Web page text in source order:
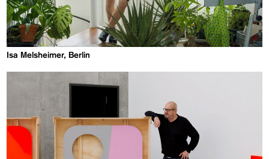
Isa Melsheimer, Berlin